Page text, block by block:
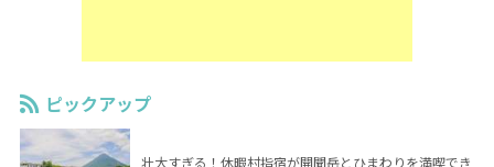
ピックアップ
壮大すぎる！休暇村指宿が開聞岳とひまわりを満喫でき